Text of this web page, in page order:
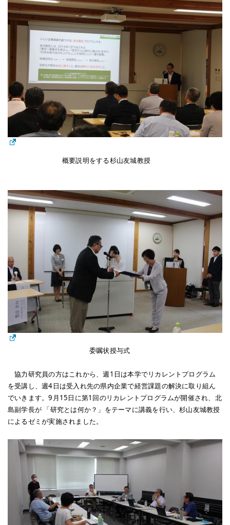
概要説明をする杉山友城教授
委嘱状授与式
協力研究員の方はこれから、週1日は本学でリカレントプログラム
を受講し、週4日は受入れ先の県内企業で経営課題の解決に取り組ん
でいきます。9月15日に第1回のリカレントプログラムが開催され、北
島副学長が 「研究とは何か？」をテーマに講義を行い、杉山友城教授
によるゼミが実施されました。